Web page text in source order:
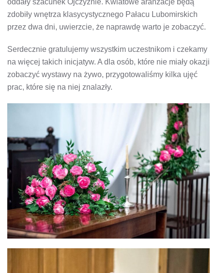
zdobiły wnętrza klasycystycznego Pałacu Lubomirskich
przez dwa dni, uwierzcie, że naprawdę warto je zobaczyć.
Serdecznie gratulujemy wszystkim uczestnikom i czekamy
na więcej takich inicjatyw. A dla osób, które nie miały okazji
zobaczyć wystawy na żywo, przygotowaliśmy kilka ujęć
prac, które się na niej znalazły.